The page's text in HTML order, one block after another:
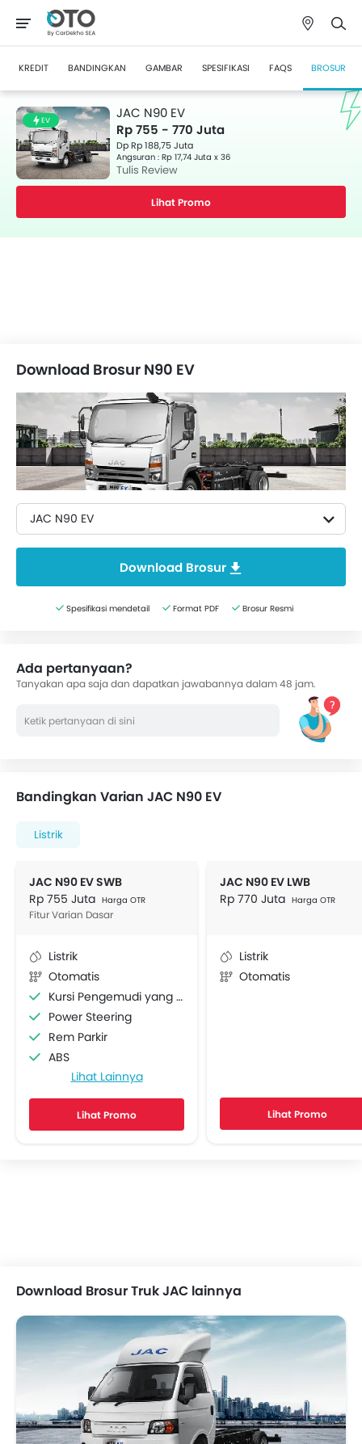
KREDIT BANDINGKAN GAMBAR SPESIFIKASI FAQS BROSUR
EV
JAC N90 EV
Rp 755 - 770 Juta
Dp Rp 188,75 Juta
Angsuran : Rp 17,74 Juta x 36
Tulis Review
Lihat Promo
Download Brosur N90 EV
JAC N90 EV
Download Brosur
Spesifikasi mendetail Format PDF Brosur Resmi
Ada pertanyaan?
Tanyakan apa saja dan dapatkan jawabannya dalam 48 jam.
Bandingkan Varian JAC N90 EV
Listrik
JAC N90 EV SWB
Rp 755 Juta Harga OTR
Fitur Varian Dasar
Listrik
Otomatis
Kursi Pengemudi yang Dapat Diatur
Power Steering
Rem Parkir
ABS
Fog Lights
Hill Hold
Lihat Lainnya
Lihat Promo
JAC N90 EV LWB
Rp 770 Juta Harga OTR
Listrik
Otomatis
Lihat Promo
Download Brosur Truk JAC lainnya